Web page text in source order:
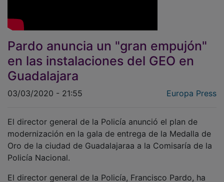
Pardo anuncia un "gran empujón"
en las instalaciones del GEO en
Guadalajara
03/03/2020 - 21:55
modernización en la gala de entrega de la Medalla de
Oro de la ciudad de Guadalajaraa a la Comisaría de la
Policía Nacional.
El director general de la Policía, Francisco Pardo, ha
anunciado un "gran empujón" en términos de